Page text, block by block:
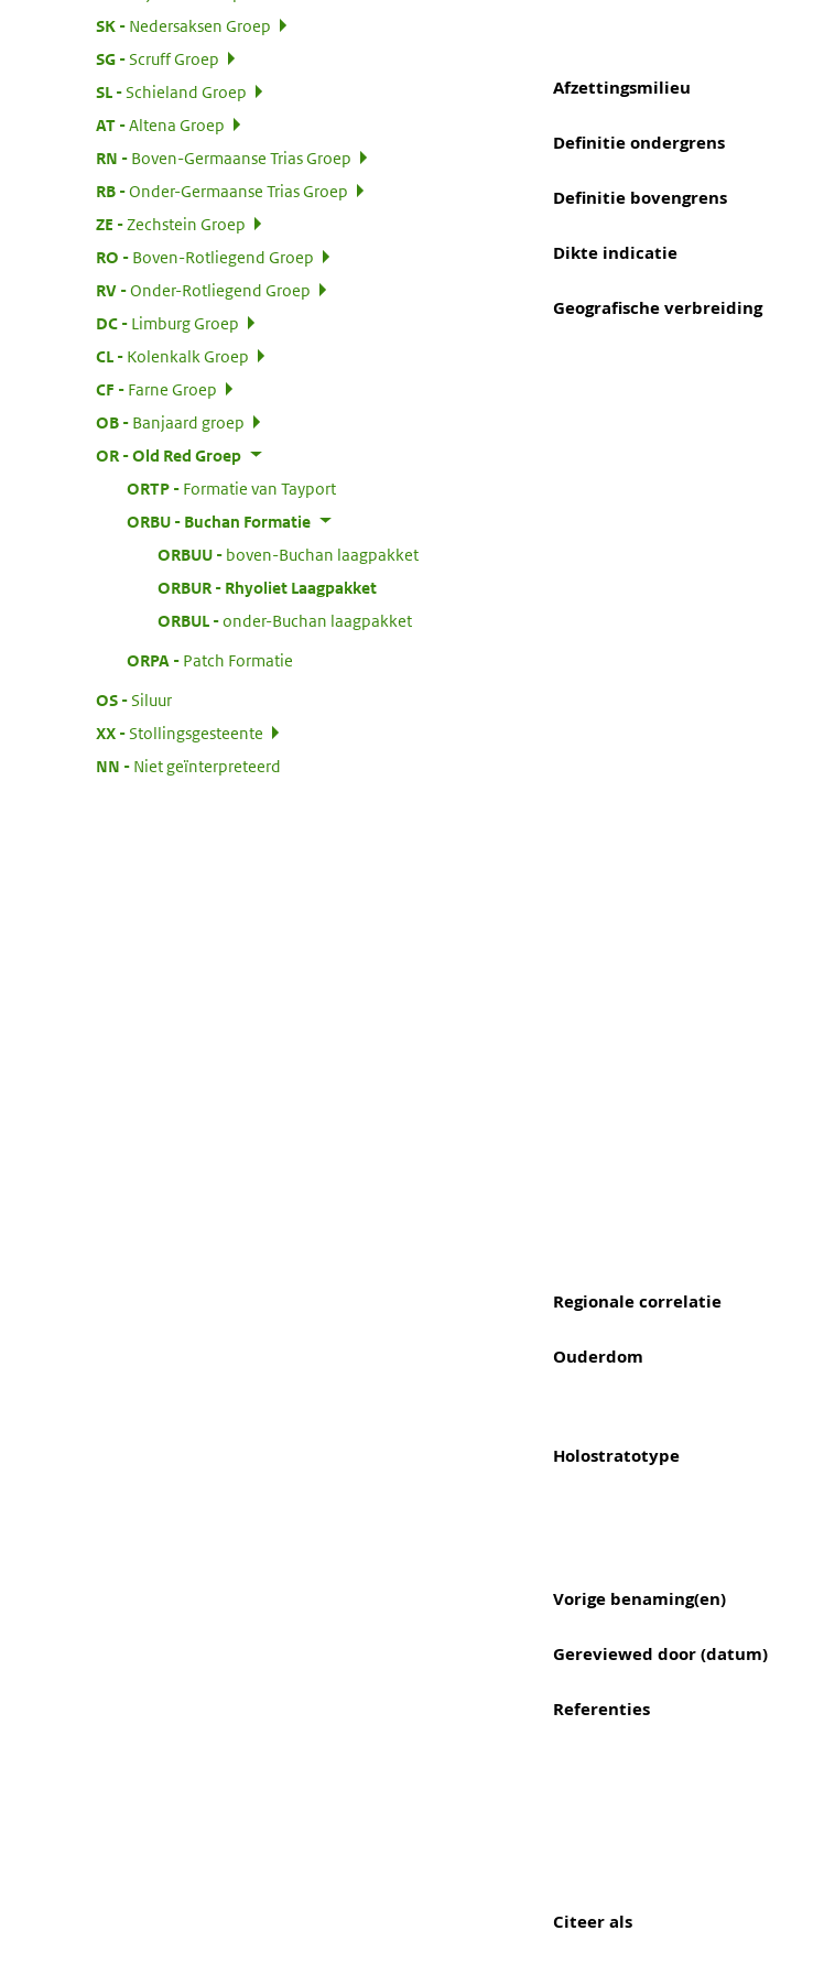
SK:
Nedersaksen Groep
SG:
Scruff Groep
SL
Schieland Groep
AT:
Altena Groep
RN
Boven-Germaanse Trias Groep
RB:
Onder-Germaanse Trias Groep
ZE
Zechstein Groep
RO
Boven-Rotliegend Groep
RV:
Onder-Rotliegend Groep
DC:
Limburg Groep
CL
Kolenkalk Groep
CF
Farne Groep
OB:
Banjaard groep
OR:
Old Red Groep
ORTP:
Formatie van Tayport
ORBU:
Buchan Formatie
ORBUU:
boven-Buchan laagpakket
ORBUR:
Rhyoliet Laagpakket
ORBUL
onder-Buchan laagpakket
ORPA
Patch Formatie
OS:
Siluur
XX:
Stollingsgesteente
NN
Niet geïnterpreteerd
Afzettingsmilieu
Definitie ondergrens
Definitie bovengrens
Dikte indicatie
Geografische verbreiding
Regionale correlatie
Ouderdom
Holostratotype
Vorige benaming(en)
Gereviewed door (datum)
Referenties
Citeer als